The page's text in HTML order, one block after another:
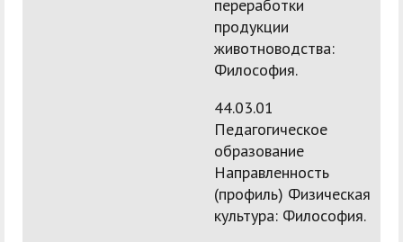
переработки
продукции
животноводства:
Философия.
44.03.01
Педагогическое
образование
Направленность
(профиль) Физическая
культура: Философия.